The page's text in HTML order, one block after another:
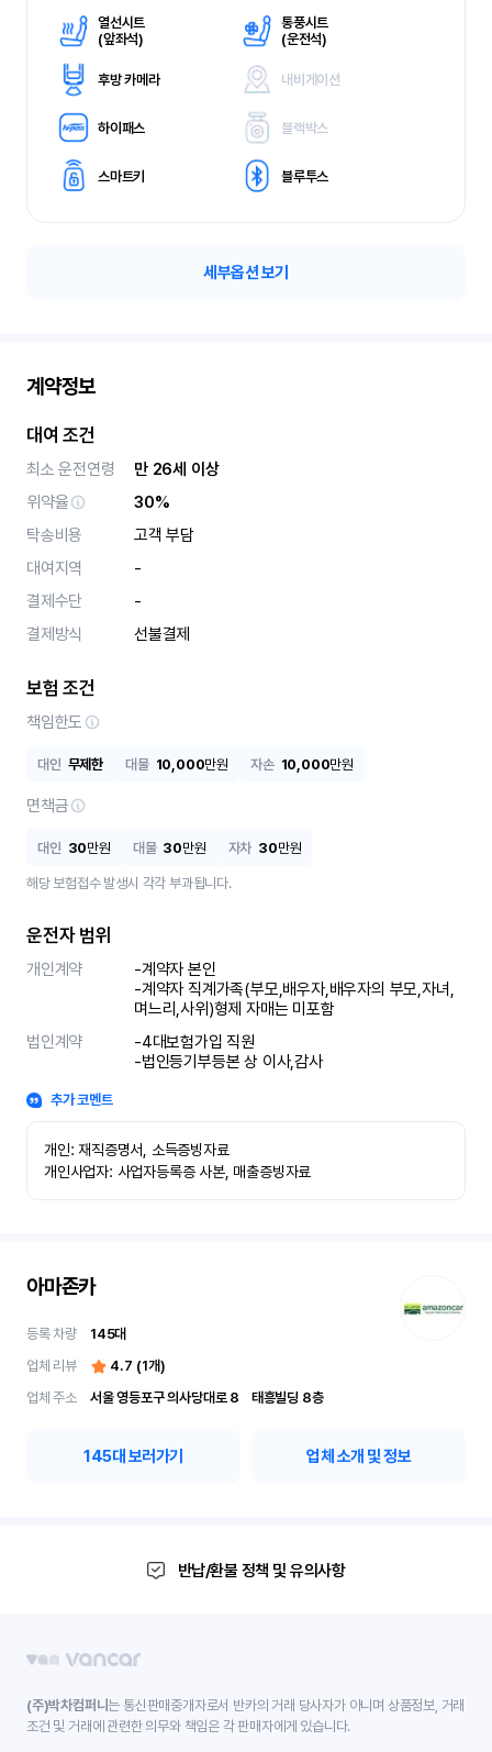
열선시트
(앞좌석)
통풍시트
(운전석)
후방 카메라 내비게이션
하이패스 블랙박스
스마트키 블루투스
세부옵션 보기
계약정보
대여 조건
최소 운전연령
만 26세 이상
위약율
30%
탁송비용
고객 부담
대여지역
-
결제수단
-
결제방식
선불결제
보험 조건
책임한도
대인 무제한 대물 10,000만원 자손 10,000만원
면책금
대인 30만원 대물 30만원 자차 30만원
해당 보험접수 발생시 각각 부과됩니다.
운전자 범위
개인계약
-계약자 본인
-계약자 직계가족(부모,배우자,배우자의 부모,자녀,
며느리,사위)형제 자매는 미포함
법인계약
-4대보험가입 직원
-법인등기부등본 상 이사,감사
추가 코멘트
개인: 재직증명서, 소득증빙자료
개인사업자: 사업자등록증 사본, 매출증빙자료
아마존카
등록 차량 145대
업체 리뷰
4.7 (1개)
업체 주소
서울 영등포구 의사당대로 8	 태흥빌딩 8층
145대 보러가기 업체 소개 및 정보
반납/환불 정책 및 유의사항
(주)박차컴퍼니는 통신판매중개자로서 반카의 거래 당사자가 아니며 상품정보, 거래
조건 및 거래에 관련한 의무와 책임은 각 판매자에게 있습니다.